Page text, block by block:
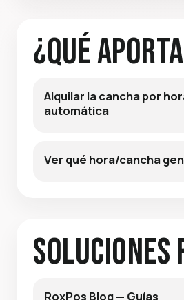
¿Qué
Alquilar la cancha por
automática
Ver qué hora/cancha
RoxPos Blog — Guías